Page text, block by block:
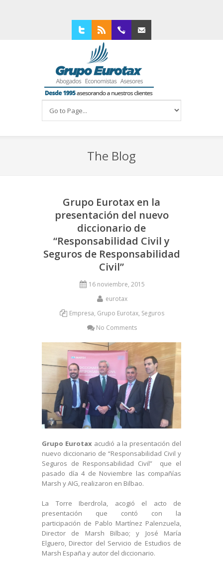
TwitterRSS
The Blog
Grupo Eurotax en la
presentación del nuevo
diccionario de
“Responsabilidad Civil y
Seguros de Responsabilidad
Civil”
16 noviembre, 2015
eurotax
Empresa, Grupo Eurotax, Seguros
No Comments
Grupo Eurotax acudió a la presentación del
nuevo diccionario de “Responsabilidad Civil y
Seguros de Responsabilidad Civil” que el
pasado día 4 de Noviembre las compañías
Marsh y AIG, realizaron en Bilbao.
La Torre Iberdrola, acogió el acto de
presentación que contó con la
participación de Pablo Martínez Palenzuela,
Director de Marsh Bilbao; y José María
Elguero, Director del Servicio de Estudios de
Marsh España y autor del diccionario.